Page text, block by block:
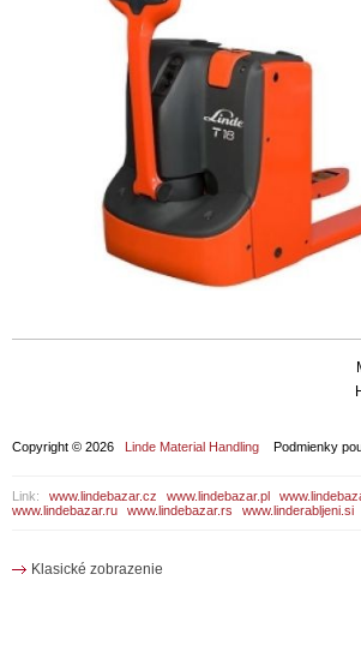
Copyright © 2026 Linde Material Handling Podmienky
Link: www.lindebazar.cz www.lindebazar.pl
www.lindebazar.ru
www.lindebazar.rs www.linderabljeni.si